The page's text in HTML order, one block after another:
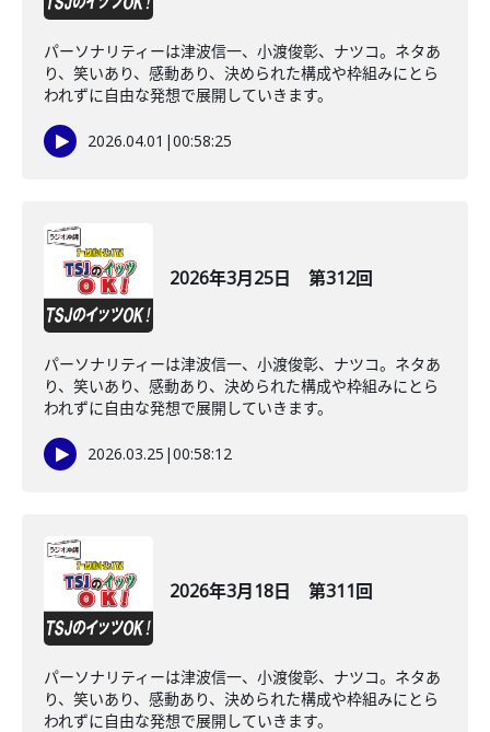
パーソナリティーは津波信一、小渡俊彰、ナツコ。ネタあ
り、笑いあり、感動あり、決められた構成や枠組みにとら
われずに自由な発想で展開していきます。
2026.04.01 |00:58:25
2026年3月25日 第312回
パーソナリティーは津波信一、小渡俊彰、ナツコ。ネタあ
り、笑いあり、感動あり、決められた構成や枠組みにとら
われずに自由な発想で展開していきます。
2026.03.25 |00:58:12
2026年3月18日 第311回
パーソナリティーは津波信一、小渡俊彰、ナツコ。ネタあ
り、笑いあり、感動あり、決められた構成や枠組みにとら
われずに自由な発想で展開していきます。